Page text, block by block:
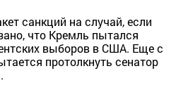
санкций на случай, если
что Кремль пытался
выборов в США. Еще с
протолкнуть сенатор